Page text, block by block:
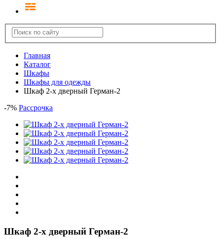
Главная
Каталог
Шкафы
Шкафы для одежды
Шкаф 2-х дверный Герман-2
-7% Рассрочка
Шкаф 2-х дверный Герман-2